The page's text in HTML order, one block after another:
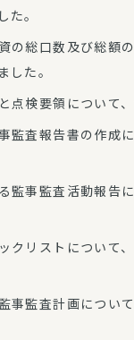
た。
の総口数及び総額
した。
点検要領について、
監査報告書の作成
監事監査活動報告
クリストについて
事監査計画につい